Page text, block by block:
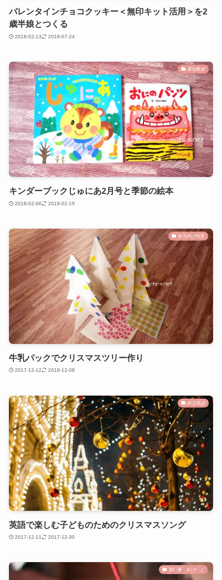
バレンタインチョコクッキー＜無印キット活用＞を2
歳半娘とつくる
2018-02-13 2018-07-24
通信教材
キンダーブックじゅにあ2月号と季節の絵本
2018-02-06 2019-02-15
幼児向け知育
牛乳パックでクリスマスツリー作り
2017-12-12 2018-12-08
幼児英語
英語で楽しむ子どものためのクリスマスソング
2017-12-11 2017-12-30
習い事・おけいこ